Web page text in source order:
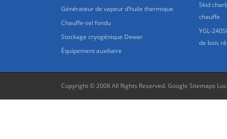
Générateur de vapeur d’huile thermique
Chauffe-sel fondu
Stockage cryogénique Dewar
Équipement auxiliaire
Skid
chauffe
YGL-
de bois
Copyright © 2008 All Rights Reserved. Google Sitemaps